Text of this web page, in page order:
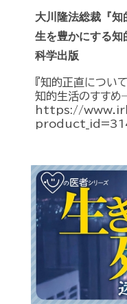
大川隆法総裁『
生を豊かにする
科学出版
『知的正直につ
知的生活のすすめ
https://